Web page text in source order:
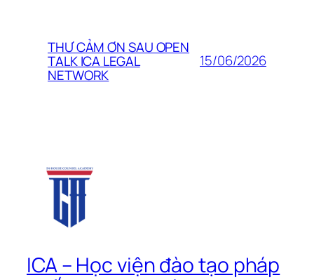
THƯ CẢM ƠN SAU OPEN
TALK ICA LEGAL
NETWORK
15/06/2026
ICA – Học viện đào tạo pháp